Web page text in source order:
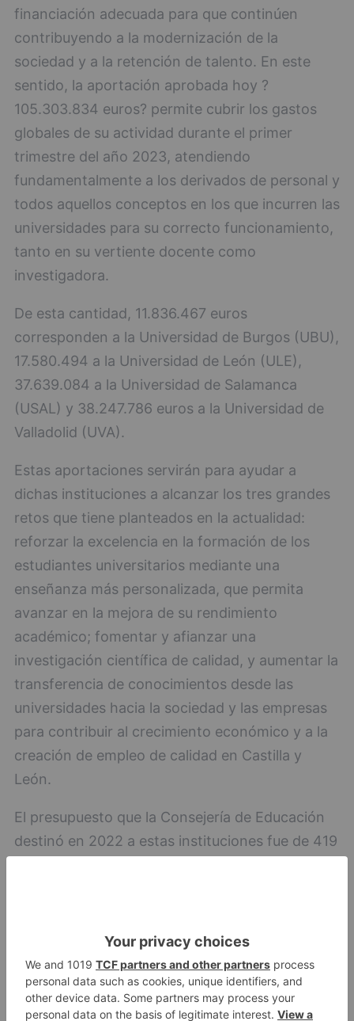
financiación adecuada para que continúen
contribuyendo a la modernización de la
sociedad y a la retención de talento. En este
sentido, la aportación aprobada hoy ?
105.303.834 euros? permite cubrir los gastos
globales de su actividad durante el primer
trimestre del año 2023, atendiendo
fundamentalmente a los derivados de personal y
todos aquellos conceptos en los que incurren las
universidades para su correcto funcionamiento,
tanto en su vertiente docente como
investigadora.
De esta cantidad, 11.836.467 euros
corresponden a la Universidad de Burgos (UBU),
17.580.494 a la Universidad de León (ULE),
37.639.084 a la Universidad de Salamanca
(USAL) y 38.247.786 euros a la Universidad de
Valladolid (UVA).
Estas aportaciones servirán para ayudar a
dichas instituciones a alcanzar los tres grandes
retos que tiene planteados en la actualidad:
reforzar la excelencia en la formación de los
estudiantes universitarios mediante una
enseñanza más personalizada, que permita
avanzar en la mejora de su rendimiento
académico; fomentar y afianzar una
investigación científica de calidad, y aumentar la
transferencia de conocimientos desde las
universidades hacia la sociedad y las empresas
para contribuir al crecimiento económico y a la
creación de empleo de calidad en Castilla y
León.
El presupuesto que la Consejería de Educación
destinó en 2022 a estas instituciones fue de 419
LO + VISTO